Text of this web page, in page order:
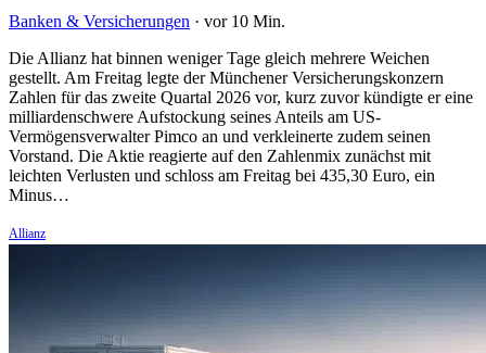
Banken & Versicherungen · vor 10 Min.
Die Allianz hat binnen weniger Tage gleich mehrere Weichen
gestellt. Am Freitag legte der Münchener Versicherungskonzern
Zahlen für das zweite Quartal 2026 vor, kurz zuvor kündigte er eine
milliardenschwere Aufstockung seines Anteils am US-
Vermögensverwalter Pimco an und verkleinerte zudem seinen
Vorstand. Die Aktie reagierte auf den Zahlenmix zunächst mit
leichten Verlusten und schloss am Freitag bei 435,30 Euro, ein
Minus…
Allianz